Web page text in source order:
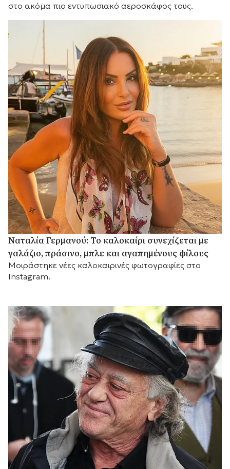
στο ακόμα πιο εντυπωσιακό αεροσκάφος τους.
Ναταλία Γερμανού: Το καλοκαίρι συνεχίζεται με
γαλάζιο, πράσινο, μπλε και αγαπημένους φίλους
Mοιράστηκε νέες καλοκαιρινές φωτογραφίες στο
Instagram.